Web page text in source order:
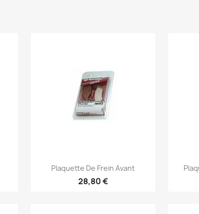
Plaquette De Frein Avant
28,80 €
Aperçu rapide